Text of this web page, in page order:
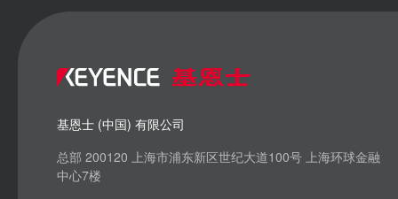
基恩士 (中国) 有限公司
总部 200120 上海市浦东新区世纪大道100号 上海环球金融
中心7楼